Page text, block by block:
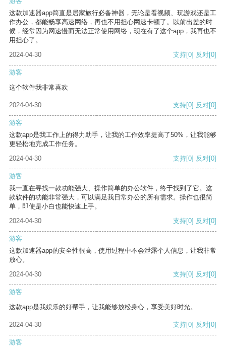
这款加速器app简直是居家旅行必备神器，无论是看视频、玩游戏还是工
作办公，都能畅享高速网络，再也不用担心网速卡顿了。以前出差的时
候，经常因为网速慢而无法正常使用网络，现在有了这个app，我再也不
用担心了。
2024-04-30
支持[0] 反对[0]
游客
这个软件我非常喜欢
2024-04-30 支持[0] 反对[0]
游客
这款app是我工作上的得力助手，让我的工作效率提高了50%，让我能够
更轻松地完成工作任务。
2024-04-30
支持[0] 反对[0]
游客
我一直在寻找一款功能强大、操作简单的办公软件，终于找到了它。这
款软件的功能非常强大，可以满足我日常办公的所有需求。操作也很简
单，即使是小白也能快速上手。
2024-04-30
支持[0] 反对[0]
游客
这款加速器app的安全性很高，使用过程中不会泄露个人信息，让我非常
放心。
2024-04-30
支持[0] 反对[0]
游客
这款app是我娱乐的好帮手，让我能够放松身心，享受美好时光。
2024-04-30 支持[0] 反对[0]
游客